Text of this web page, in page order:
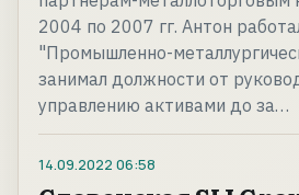
2004 по 2007 гг. Антон
"Промышленно-
занимал должности от
управлению активами до за…
14.09.2022 06:58